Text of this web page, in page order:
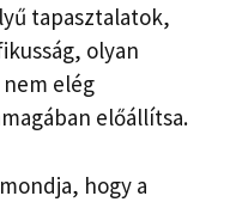
tapasztalatok,
olyan
elég
előállítsa.
hogy a